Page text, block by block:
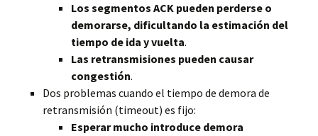
Los segmentos ACK pueden perderse o
demorarse, dificultando la estimación del
tiempo de ida y vuelta.
Las retransmisiones pueden causar
congestión.
Dos problemas cuando el tiempo de demora de
retransmisión (timeout) es fijo:
Esperar mucho introduce demora